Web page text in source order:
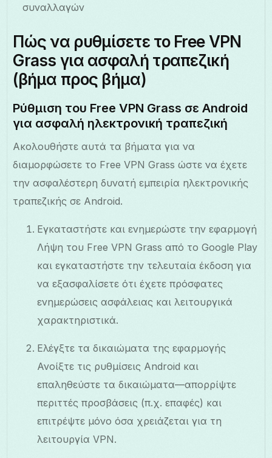
συναλλαγών
Πώς να ρυθμίσετε το Free VPN
Grass για ασφαλή τραπεζική
(βήμα προς βήμα)
Ρύθμιση του Free VPN Grass σε Android
για ασφαλή ηλεκτρονική τραπεζική
Ακολουθήστε αυτά τα βήματα για να
διαμορφώσετε το Free VPN Grass ώστε να έχετε
την ασφαλέστερη δυνατή εμπειρία ηλεκτρονικής
τραπεζικής σε Android.
Εγκαταστήστε και ενημερώστε την εφαρμογή
Λήψη του Free VPN Grass από το Google Play
και εγκαταστήστε την τελευταία έκδοση για
να εξασφαλίσετε ότι έχετε πρόσφατες
ενημερώσεις ασφάλειας και λειτουργικά
χαρακτηριστικά.
Ελέγξτε τα δικαιώματα της εφαρμογής
Ανοίξτε τις ρυθμίσεις Android και
επαληθεύστε τα δικαιώματα—απορρίψτε
περιττές προσβάσεις (π.χ. επαφές) και
επιτρέψτε μόνο όσα χρειάζεται για τη
λειτουργία VPN.